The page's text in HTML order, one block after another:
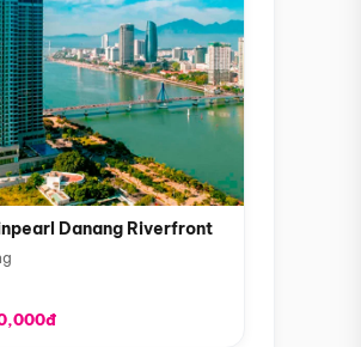
Danang Riverfront